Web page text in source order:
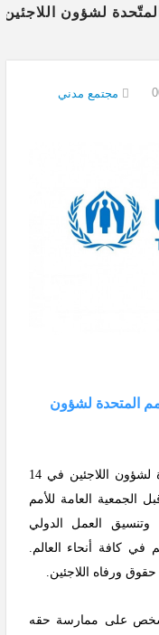
لشؤون اللاجئين
مجتمع مدني
المتحدة لشؤون
تم إنشاء المفوضية السامية للأمم المتحدة لشؤون اللاجئين في 14
الأول من عام 1950 من قبل الجمعية العامة للأمم
وتنسيق العمل الدولي
في كافة أنحاء العالم.
ورفاه اللاجئين.
على ممارسة حقه